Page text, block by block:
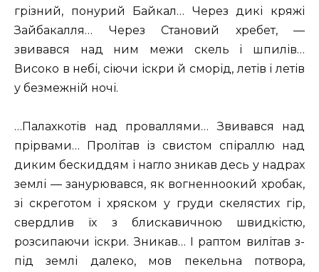
грізний, понурий Байкал… Через дикі кряжі
Зайбакалля… Через Становий хребет, —
звивався над ним межи скель і шпилів…
Високо в небі, сіючи іскри й сморід, летів і летів
у безмежній ночі.
…Палахкотів над проваллями… Звивався над
прірвами… Пролітав із свистом спіраллю над
диким бескиддям і нагло зникав десь у надрах
землі — занурювався, як вогненноокий хробак,
зі скреготом і хряском у груди скелястих гір,
свердлив їх з блискавичною швидкістю,
розсипаючи іскри. Зникав… І раптом вилітав з-
під землі далеко, мов пекельна потвора,